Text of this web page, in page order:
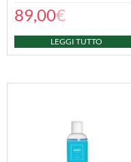
89,00€
LEGGI TUTTO